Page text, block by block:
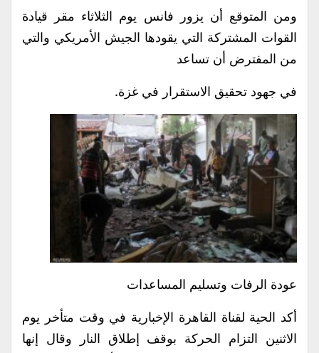
ومن المتوقع أن يزور فانس يوم الثلاثاء مقر قيادة
القوات المشتركة التي يقودها الجيش الأمريكي والتي
من المفترض أن تساعد
في جهود تحقيق الاستقرار في غزة.
عودة الرفات وتسليم المساعدات
أكد الحية لقناة القاهرة الإخبارية في وقت متأخر يوم
الاثنين التزام الحركة بوقف إطلاق النار وقال إنها